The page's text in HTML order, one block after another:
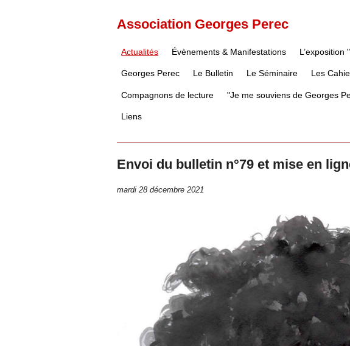
Association Georges Perec
Actualités Évènements & Manifestations L’exposition
Georges Perec Le Bulletin Le Séminaire Les
Compagnons de lecture "Je me souviens de Georges
Liens
Envoi du bulletin n°79 et mise en
mardi 28 décembre 2021